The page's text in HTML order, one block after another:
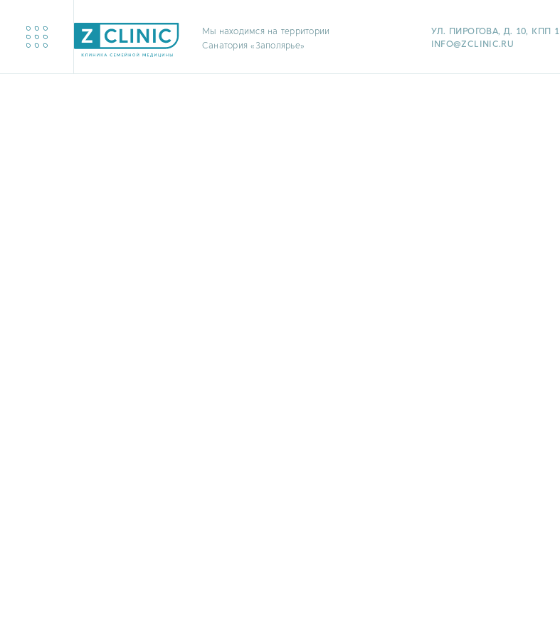
Мы находимся на территории
Санатория «Заполярье»
УЛ. ПИРОГОВА, Д. 10, КПП 1
INFO@ZCLINIC.RU